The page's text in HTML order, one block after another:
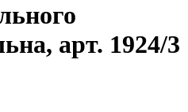
арт. 1924/3